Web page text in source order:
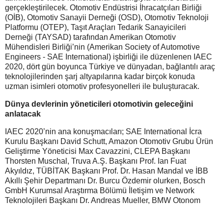
gerçekleştirilecek. Otomotiv Endüstrisi İhracatçıları Birliği
(OİB), Otomotiv Sanayii Derneği (OSD), Otomotiv Teknoloji
Platformu (OTEP), Taşıt Araçları Tedarik Sanayicileri
Derneği (TAYSAD) tarafından Amerikan Otomotiv
Mühendisleri Birliği’nin (Amerikan Society of Automotive
Engineers - SAE International) işbirliği ile düzenlenen IAEC
2020, dört gün boyunca Türkiye ve dünyadan, bağlantılı araç
teknolojilerinden şarj altyapılarına kadar birçok konuda
uzman isimleri otomotiv profesyonelleri ile buluşturacak.
Dünya devlerinin yöneticileri otomotivin geleceğini
anlatacak
IAEC 2020’nin ana konuşmacıları; SAE International İcra
Kurulu Başkanı David Schutt, Amazon Otomotiv Grubu Ürün
Geliştirme Yöneticisi Max Cavazzini, CLEPA Başkanı
Thorsten Muschal, Truva A.Ş. Başkanı Prof. Ian Fuat
Akyıldız, TÜBİTAK Başkanı Prof. Dr. Hasan Mandal ve İBB
Akıllı Şehir Departmanı Dr. Burcu Özdemir olurken, Bosch
GmbH Kurumsal Araştırma Bölümü İletişim ve Network
Teknolojileri Başkanı Dr. Andreas Mueller, BMW Otonom